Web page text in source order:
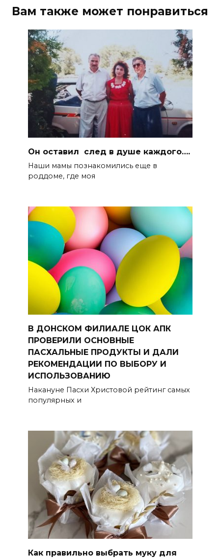
Вам также может понравиться
Он оставил след в душе каждого….
Наши мамы познакомились еще в
роддоме, где моя
В ДОНСКОМ ФИЛИАЛЕ ЦОК АПК
ПРОВЕРИЛИ ОСНОВНЫЕ
ПАСХАЛЬНЫЕ ПРОДУКТЫ И ДАЛИ
РЕКОМЕНДАЦИИ ПО ВЫБОРУ И
ИСПОЛЬЗОВАНИЮ
Накануне Пасхи Христовой рейтинг самых
популярных и
Как правильно выбрать муку для